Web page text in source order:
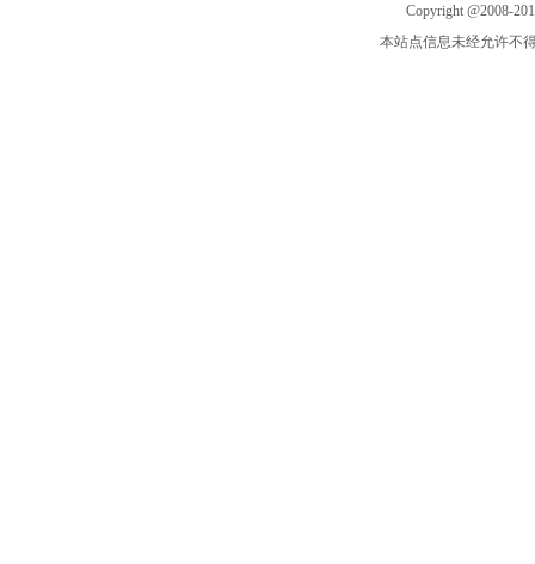
Copyright @2008-
本站点信息未经允许不